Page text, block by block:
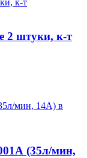
2 штуки, к-т
(35л/мин,